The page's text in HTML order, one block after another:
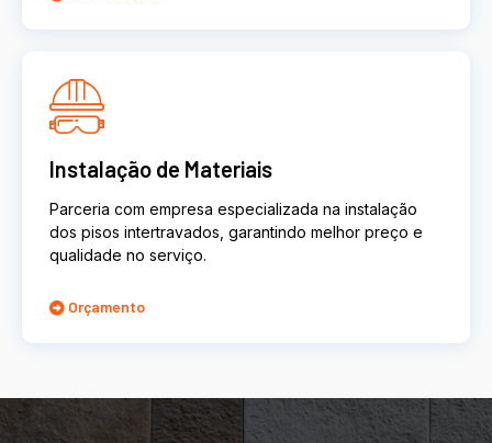
Instalação de Materiais
Parceria com empresa especializada na instalação
dos pisos intertravados, garantindo melhor preço e
qualidade no serviço.
Orçamento